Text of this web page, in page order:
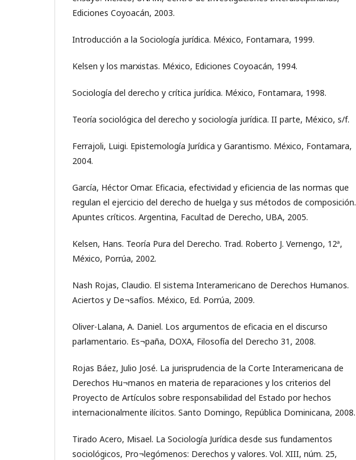
Ediciones Coyoacán, 2003.
Introducción a la Sociología jurídica. México, Fontamara, 1999.
Kelsen y los marxistas. México, Ediciones Coyoacán, 1994.
Sociología del derecho y crítica jurídica. México, Fontamara, 1998.
Teoría sociológica del derecho y sociología jurídica. II parte, México, s/f.
Ferrajoli, Luigi. Epistemología Jurídica y Garantismo. México, Fontamara,
2004.
García, Héctor Omar. Eficacia, efectividad y eficiencia de las normas que
regulan el ejercicio del derecho de huelga y sus métodos de composición.
Apuntes críticos. Argentina, Facultad de Derecho, UBA, 2005.
Kelsen, Hans. Teoría Pura del Derecho. Trad. Roberto J. Vernengo, 12ª,
México, Porrúa, 2002.
Nash Rojas, Claudio. El sistema Interamericano de Derechos Humanos.
Aciertos y De¬safíos. México, Ed. Porrúa, 2009.
Oliver-Lalana, A. Daniel. Los argumentos de eficacia en el discurso
parlamentario. Es¬paña, DOXA, Filosofía del Derecho 31, 2008.
Rojas Báez, Julio José. La jurisprudencia de la Corte Interamericana de
Derechos Hu¬manos en materia de reparaciones y los criterios del
Proyecto de Artículos sobre responsabilidad del Estado por hechos
internacionalmente ilícitos. Santo Domingo, República Dominicana, 2008.
Tirado Acero, Misael. La Sociología Jurídica desde sus fundamentos
sociológicos, Pro¬legómenos: Derechos y valores. Vol. XIII, núm. 25,